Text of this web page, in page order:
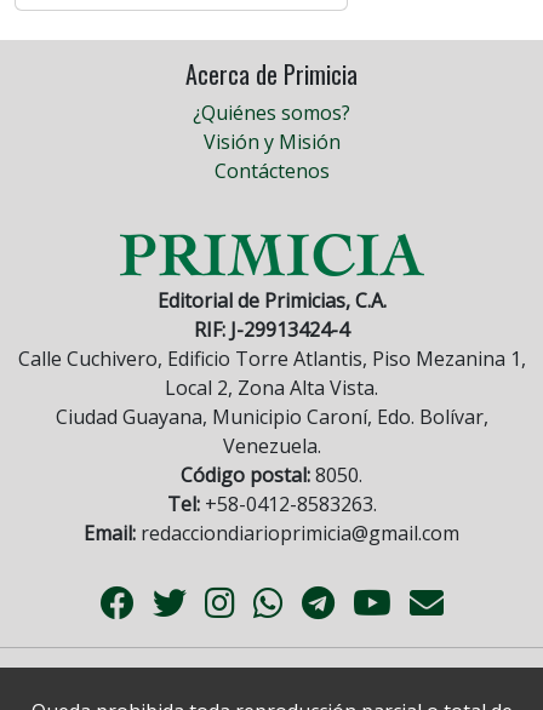
Acerca de Primicia
¿Quiénes somos?
Visión y Misión
Contáctenos
Editorial de Primicias, C.A.
RIF: J-29913424-4
Calle Cuchivero, Edificio Torre Atlantis, Piso Mezanina 1,
Local 2, Zona Alta Vista.
Ciudad Guayana, Municipio Caroní, Edo. Bolívar,
Venezuela.
Código postal:8050.
Tel:+58-0412-8583263.
Email: redacciondiarioprimicia@gmail.com